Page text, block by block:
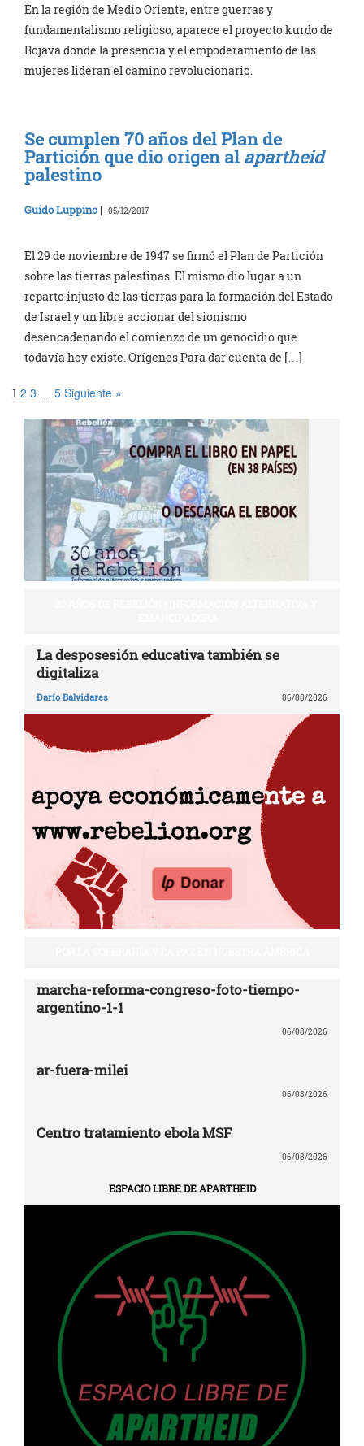
En la región de Medio Oriente, entre guerras y
fundamentalismo religioso, aparece el proyecto kurdo de
Rojava donde la presencia y el empoderamiento de las
mujeres lideran el camino revolucionario.
Se cumplen 70 años del Plan de
Partición que dio origen al apartheid
palestino
Guido Luppino| 05/12/2017
El 29 de noviembre de 1947 se firmó el Plan de Partición
sobre las tierras palestinas. El mismo dio lugar a un
reparto injusto de las tierras para la formación del Estado
de Israel y un libre accionar del sionismo
desencadenando el comienzo de un genocidio que
todavía hoy existe. Orígenes Para dar cuenta de […]
1 2 3 5 Siguiente »
La desposesión educativa también se
digitaliza
Darío Balvidares 06/08/2026
marcha-reforma-congreso-foto-tiempo-
argentino-1-1
06/08/2026
ar-fuera-milei
06/08/2026
Centro tratamiento ebola MSF
06/08/2026
ESPACIO LIBRE DE APARTHEID